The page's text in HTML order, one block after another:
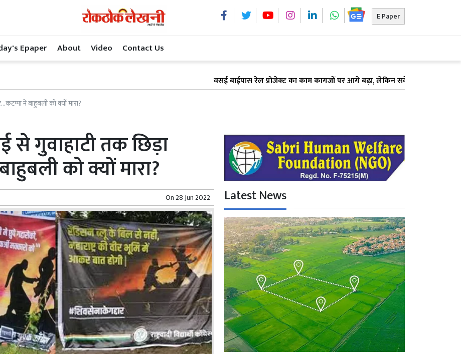
E Paper
Epaper About Video Contact Us
वसई बाईपास रेल प्रोजेक्ट का काम कागजों पर आगे बढ़ा, लेकिन सर्वे में देरी के कारण अटका
ने बाहुबली को क्यों मारा?
से गुवाहाटी तक छिड़ा
को क्यों मारा?
On28 Jun 2022 Latest News